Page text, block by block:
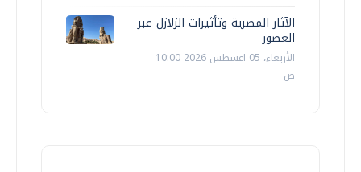
الآثار المصرية وتأثيرات الزلازل عبر
العصور
الأربعاء، 05 اغسطس 2026 10:00
ص